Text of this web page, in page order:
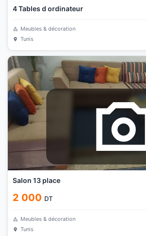
4 Tables d ordinateur
Meubles & décoration
Tunis
Salon 13 place
2 000 DT
Meubles & décoration
Tunis